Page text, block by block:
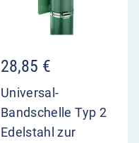
28,85 €
Universal-
Bandschelle Typ 2
Edelstahl zur